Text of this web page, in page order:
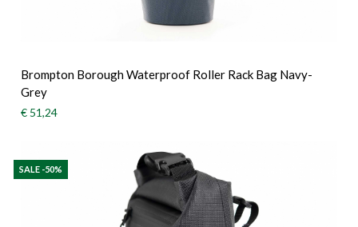
Brompton Borough Waterproof Roller Rack Bag Navy-
Grey
€ 51,24
SALE -50%